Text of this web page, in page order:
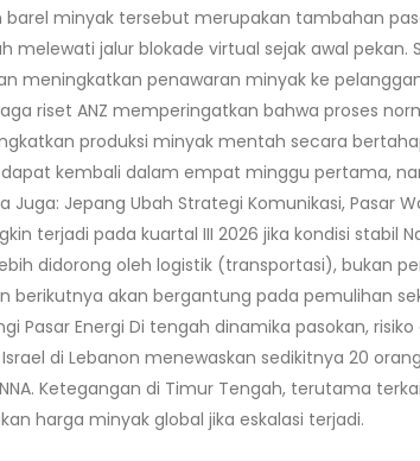
barel minyak tersebut merupakan tambahan
melewati jalur blokade virtual sejak awal pekan.
meningkatkan penawaran minyak ke
riset ANZ memperingatkan bahwa proses
produksi minyak mentah secara
kembali dalam empat minggu pertama,
Juga: Jepang Ubah Strategi Komunikasi, Pasar
terjadi pada kuartal III 2026 jika kondisi
didorong oleh logistik (transportasi), bukan
berikutnya akan bergantung pada pemulihan
Pasar Energi Di tengah dinamika pasokan,
di Lebanon menewaskan sedikitnya 20
Ketegangan di Timur Tengah, terutama
harga minyak global jika eskalasi terjadi.